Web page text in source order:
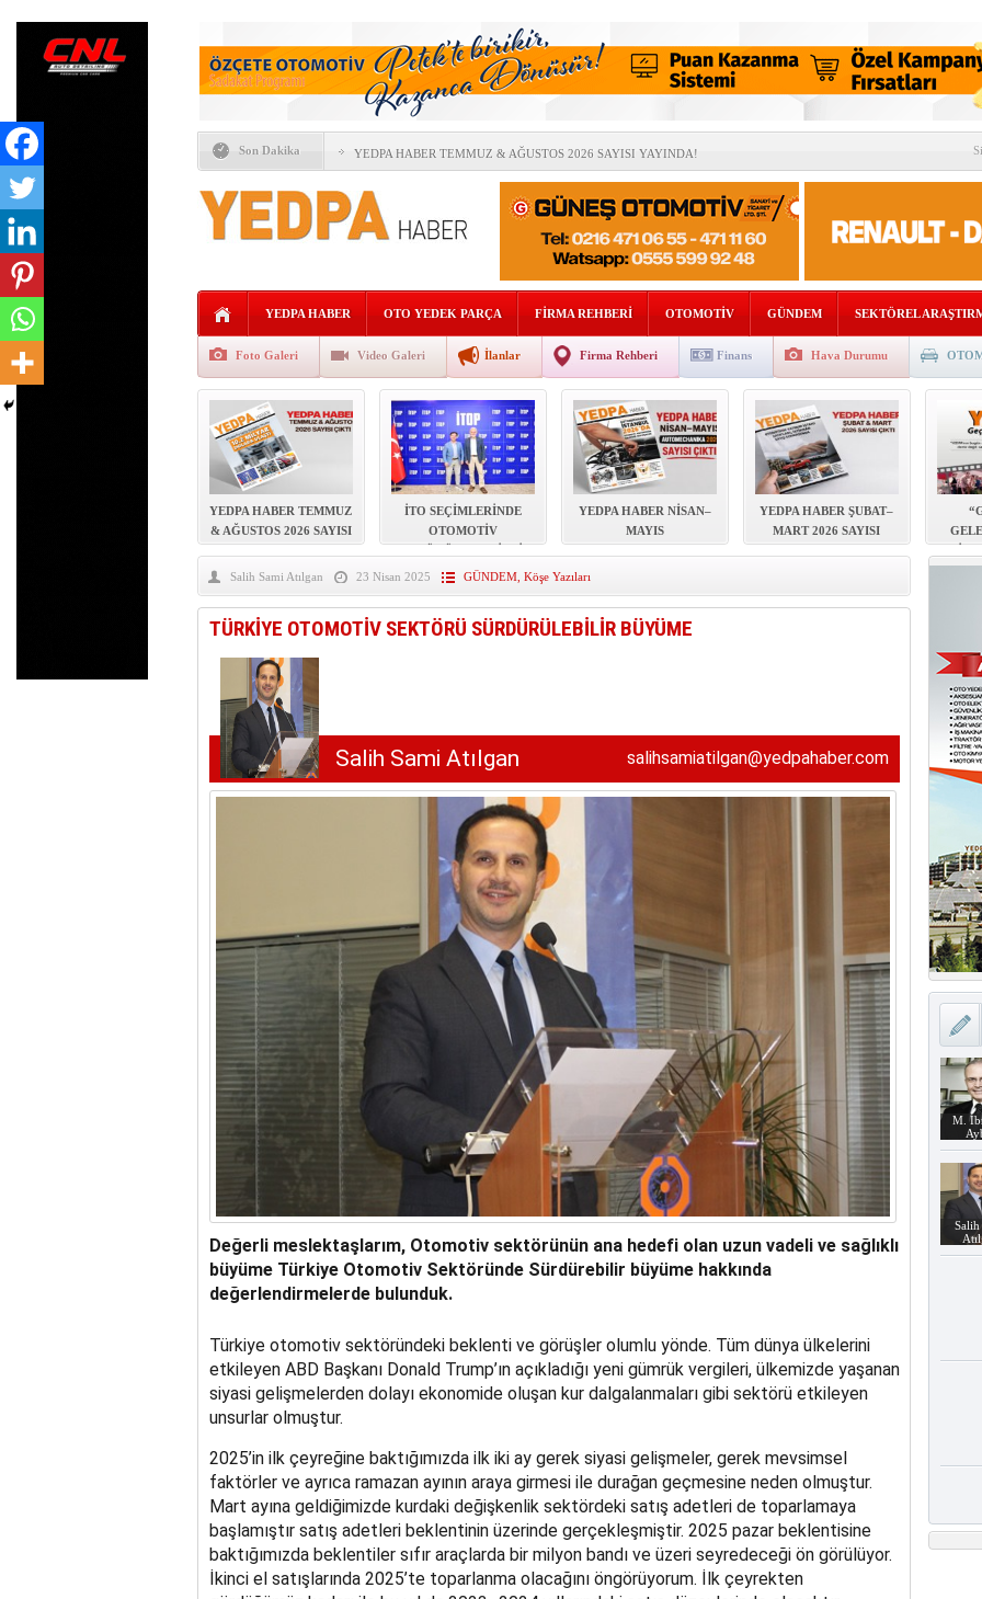
Son Dakika YEDPA HABER TEMMUZ & AĞUSTOS 2026 SAYISI YAYINDA!
ÖTV’DE YENİ DÖNEM “FİYATTAN” ÇOK BELİRSİZLİKLERİ ARTIRABİLİR
İTO SEÇİMLERİNDE OTOMOTİV SEKTÖRÜNDEN BİRLİK MESAJI
YAPAY ZEKÂ OTOMOTİVDE “RAFLARA KADAR” İNDİ!
FORD VE GEELY AUTO’DAN AVRUPA’DA STRATEJİK ORTAKLIK!
ALLİANZ TRADE: KÜRESEL BÜYÜME %2,5’E GERİLEYEBİLİR
KaguTech Systems,İŞLETMENİZİ DİJİTAL DÖNÜŞÜMLE GELECEĞE TAŞIYOR
AĞIR TİCARİ ARAÇLAR SATIŞ SONRASI PAZARI 2,7 MİLYAR DOLARA ULAŞTI
YEDPA’DA HUKUKİ ZAFERİN ARDINDAN İMAR SÜRECİ HIZ KAZANDI
YEDPA HABER OTO YEDEK PARÇA FİRMA REHBERİ OTOMOTİV GÜNDEM SEKTÖREL
Foto Galeri Video Galeri İlanlar Firma Rehberi Finans Hava Durumu
YEDPA HABER TEMMUZ
& AĞUSTOS 2026 SAYISI
İTO SEÇİMLERİNDE
OTOMOTİV
MESAJI
YEDPA HABER NİSAN–
MAYIS
YEDPA HABER ŞUBAT–
MART 2026 SAYISI
Salih Sami Atılgan
23 Nisan 2025 GÜNDEM, Köşe Yazıları
TÜRKİYE OTOMOTİV SEKTÖRÜ SÜRDÜRÜLEBİLİR BÜYÜME
Salih Sami Atılgan salihsamiatilgan@yedpahaber.com
Değerli meslektaşlarım, Otomotiv sektörünün ana hedefi olan uzun vadeli ve sağlıklı
büyüme Türkiye Otomotiv Sektöründe Sürdürebilir büyüme hakkında
değerlendirmelerde bulunduk.
Türkiye otomotiv sektöründeki beklenti ve görüşler olumlu yönde. Tüm dünya ülkelerini
etkileyen ABD Başkanı Donald Trump’ın açıkladığı yeni gümrük vergileri, ülkemizde yaşanan
siyasi gelişmelerden dolayı ekonomide oluşan kur dalgalanmaları gibi sektörü etkileyen
unsurlar olmuştur.
2025’in ilk çeyreğine baktığımızda ilk iki ay gerek siyasi gelişmeler, gerek mevsimsel
faktörler ve ayrıca ramazan ayının araya girmesi ile durağan geçmesine neden olmuştur.
Mart ayına geldiğimizde kurdaki değişkenlik sektördeki satış adetleri de toparlamaya
başlamıştır satış adetleri beklentinin üzerinde gerçekleşmiştir. 2025 pazar beklentisine
baktığımızda beklentiler sıfır araçlarda bir milyon bandı ve üzeri seyredeceği ön görülüyor.
İkinci el satışlarında 2025’te toparlanma olacağını öngörüyorum. İlk çeyrekten
M.
Salih